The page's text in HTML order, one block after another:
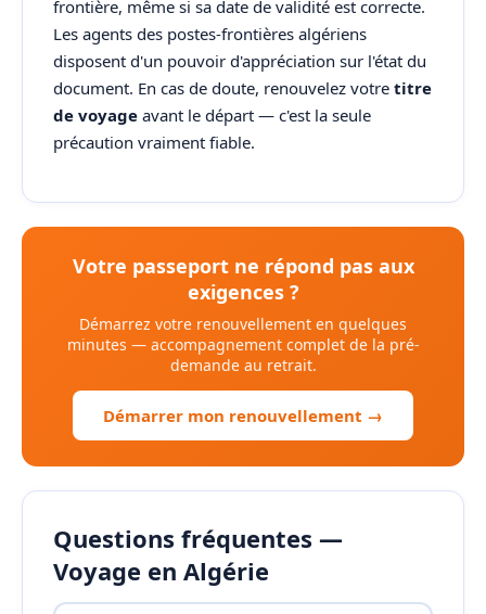
frontière, même si sa date de validité est correcte.
Les agents des postes-frontières algériens
disposent d'un pouvoir d'appréciation sur l'état du
document. En cas de doute, renouvelez votre titre
de voyage avant le départ — c'est la seule
précaution vraiment fiable.
Votre passeport ne répond pas aux
exigences ?
Démarrez votre renouvellement en quelques
minutes — accompagnement complet de la pré-
demande au retrait.
Démarrer mon renouvellement →
Questions fréquentes —
Voyage en Algérie